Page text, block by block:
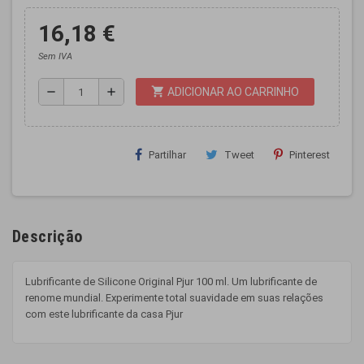
16,18 €
Sem IVA
remove add shopping_cart ADICIONAR AO CARRINHO
Partilhar Tweet Pinterest
Descrição
Lubrificante de Silicone Original Pjur 100 ml. Um lubrificante de
renome mundial. Experimente total suavidade em suas relações
com este lubrificante da casa Pjur